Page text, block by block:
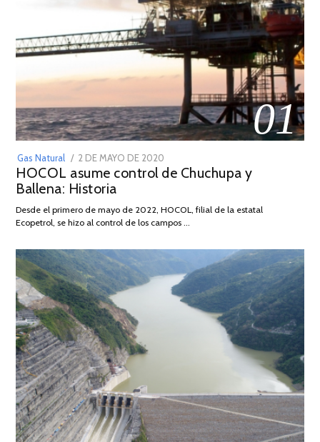
01
Gas Natural
POSTED
ON
2 DE MAYO DE 2020
DE
2026
HOCOL asume control de Chuchupa y
Ballena: Historia
Desde el primero de mayo de 2022, HOCOL, filial de la estatal
Ecopetrol, se hizo al control de los campos …